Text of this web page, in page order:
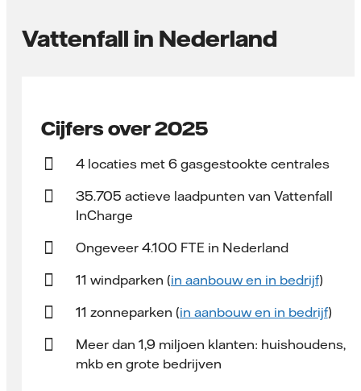
Vattenfall in Nederland
Cijfers over 2025
4 locaties met 6 gasgestookte centrales
35.705 actieve laadpunten van Vattenfall
InCharge
Ongeveer 4.100 FTE in Nederland
11 windparken (in aanbouw en in bedrijf)
11 zonneparken (in aanbouw en in bedrijf)
Meer dan 1,9 miljoen klanten: huishoudens,
mkb en grote bedrijven